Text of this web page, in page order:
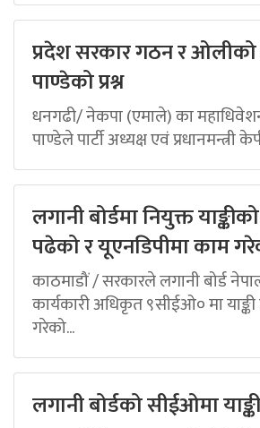
प्रदेश सरकार गठन र ओलीको
पाण्डेको प्रश्न
धनगढी/ नेकपा (एमाले) का महाधिवेशन
पाण्डेले पार्टी अध्यक्ष एवं प्रधानमन्त्री
लगानी बोर्डमा नियुक्त
पढेको र यूएनडिपीमा काम
काठमाडौं / सरकारले लगानी बोर्ड
कार्यकारी अधिकृत ९सीईओ० मा
गरेको...
लगानी बोर्डको सीईओमा याङ्की